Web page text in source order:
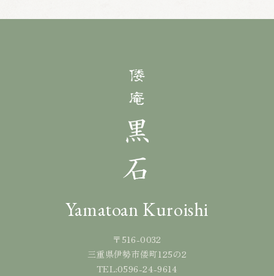
Yamatoan Kuroishi
〒516-0032
三重県伊勢市倭町125の2
TEL:0596-24-9614